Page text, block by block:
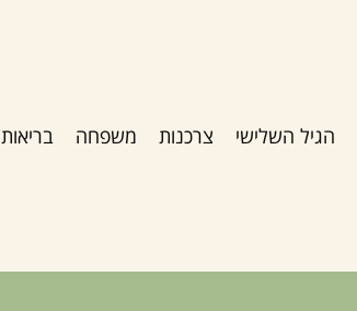
הגיל השלישי צרכנות משפחה בריאות